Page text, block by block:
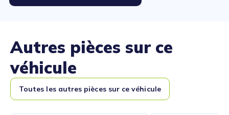
Autres pièces sur ce
véhicule
Toutes les autres pièces sur ce véhicule